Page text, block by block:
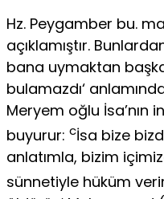
Hz. Peygamber bu.
açıklamıştır.
bana uymaktan
bulamazdı‘
Meryem oğlu İsa’nın
buyurur: cİsa bize
anlatımla, bizim
sünnetiyle hüküm